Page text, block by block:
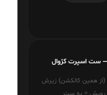
(از همین کالکشن) زیرش